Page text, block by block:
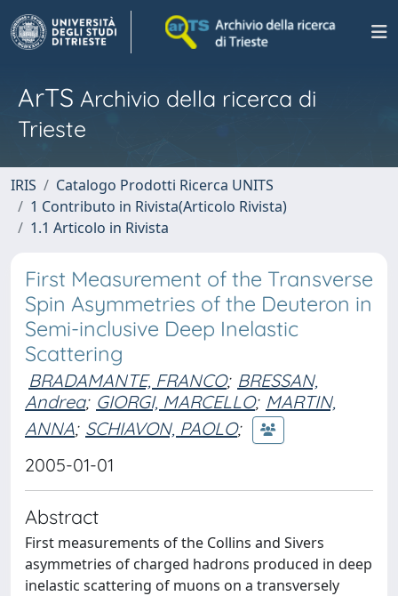
ArTS Archivio della ricerca di
Trieste
IRIS
Catalogo Prodotti Ricerca UNITS
1 Contributo in Rivista(Articolo Rivista)
1.1 Articolo in Rivista
First Measurement of the Transverse
Spin Asymmetries of the Deuteron in
Semi-inclusive Deep Inelastic
Scattering
BRADAMANTE, FRANCO; BRESSAN,
Andrea; GIORGI, MARCELLO; MARTIN,
ANNA; SCHIAVON, PAOLO;
2005-01-01
Abstract
First measurements of the Collins and Sivers
asymmetries of charged hadrons produced in deep
inelastic scattering of muons on a transversely